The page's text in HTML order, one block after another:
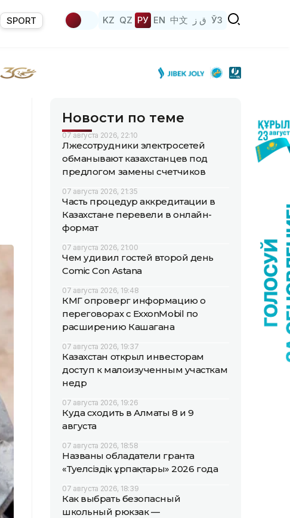
SPORT KZ QZ РУ EN 中文 ق ز ЎЗ
Новости по теме
07 августа 2026, 22:10
Лжесотрудники электросетей
обманывают казахстанцев под
предлогом замены счетчиков
07 августа 2026, 21:35
Часть процедур аккредитации в
Казахстане перевели в онлайн-
формат
07 августа 2026, 21:00
Чем удивил гостей второй день
Comic Con Astana
07 августа 2026, 19:48
КМГ опроверг информацию о
переговорах с ExxonMobil по
расширению Кашагана
07 августа 2026, 19:37
Казахстан открыл инвесторам
доступ к малоизученным участкам
недр
07 августа 2026, 19:26
Куда сходить в Алматы 8 и 9
августа
07 августа 2026, 18:58
Названы обладатели гранта
«Тәуелсіздік ұрпақтары» 2026 года
07 августа 2026, 18:39
Как выбрать безопасный
школьный рюкзак —